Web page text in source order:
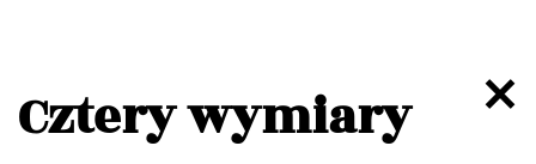
Cztery wymiary